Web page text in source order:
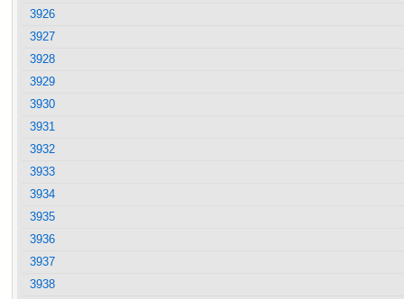
3926
3927
3928
3929
3930
3931
3932
3933
3934
3935
3936
3937
3938